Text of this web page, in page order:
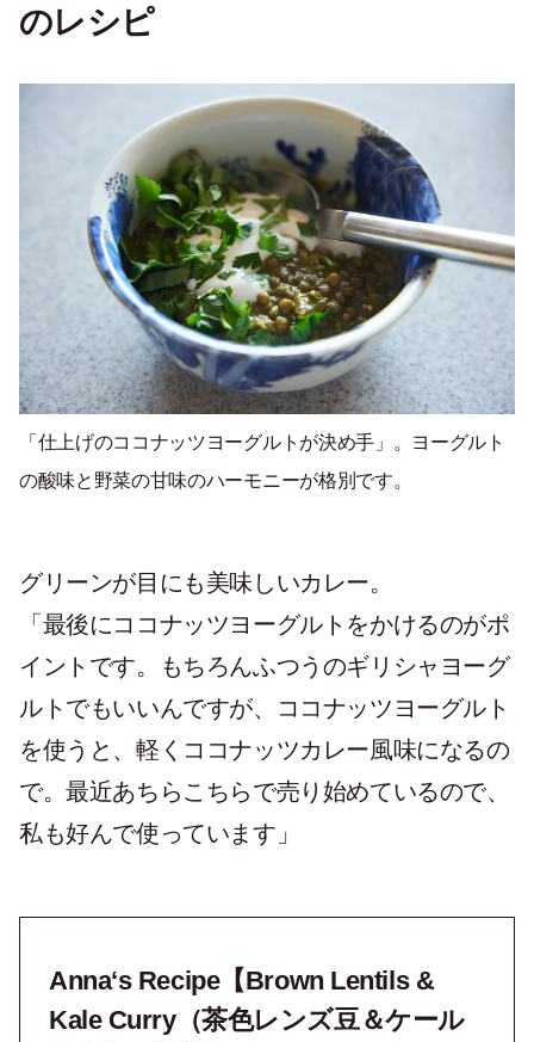
のレシピ
「仕上げのココナッツヨーグルトが決め手」。ヨーグルト
の酸味と野菜の甘味のハーモニーが格別です。
グリーンが目にも美味しいカレー。
「最後にココナッツヨーグルトをかけるのがポ
イントです。もちろんふつうのギリシャヨーグ
ルトでもいいんですが、ココナッツヨーグルト
を使うと、軽くココナッツカレー風味になるの
で。最近あちらこちらで売り始めているので、
私も好んで使っています」
Anna‘s Recipe【Brown Lentils &
Kale Curry（茶色レンズ⾖＆ケール